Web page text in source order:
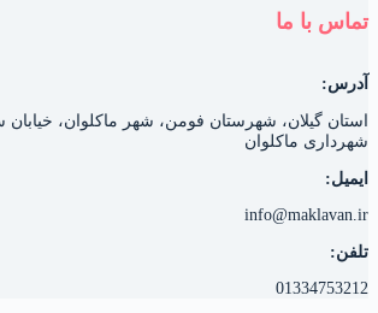
با ما
گیلان، شهرستان فومن، شهر ماکلوان، خیابان
ماکلوان